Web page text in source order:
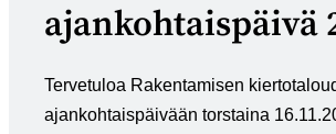
ajankohtaispäivä
Tervetuloa Rakentamisen
ajankohtaispäivään torstaina